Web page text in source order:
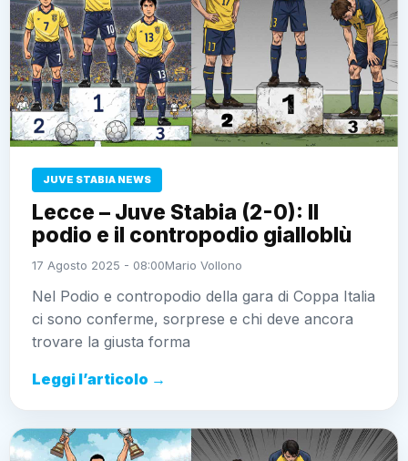
JUVE STABIA NEWS
Lecce – Juve Stabia (2-0): Il
podio e il contropodio gialloblù
17 Agosto 2025 - 08:00Mario Vollono
Nel Podio e contropodio della gara di Coppa Italia
ci sono conferme, sorprese e chi deve ancora
trovare la giusta forma
Leggi l’articolo →